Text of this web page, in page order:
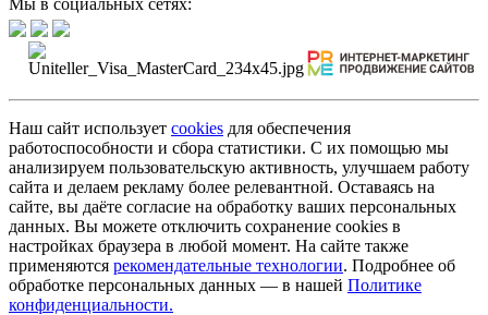
Наш сайт использует cookies для обеспечения
работоспособности и сбора статистики. С их помощью мы
анализируем пользовательскую активность, улучшаем работу
сайта и делаем рекламу более релевантной. Оставаясь на
сайте, вы даёте согласие на обработку ваших персональных
данных. Вы можете отключить сохранение cookies в
настройках браузера в любой момент. На сайте также
применяются рекомендательные технологии. Подробнее об
обработке персональных данных — в нашей Политике
конфиденциальности.